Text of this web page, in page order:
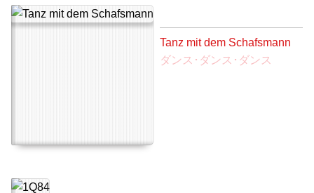
Tanz mit dem Schafsmann
ダンス･ダンス･ダンス